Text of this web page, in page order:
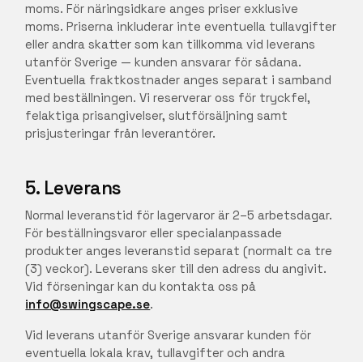
moms. För näringsidkare anges priser exklusive
moms. Priserna inkluderar inte eventuella tullavgifter
eller andra skatter som kan tillkomma vid leverans
utanför Sverige — kunden ansvarar för sådana.
Eventuella fraktkostnader anges separat i samband
med beställningen. Vi reserverar oss för tryckfel,
felaktiga prisangivelser, slutförsäljning samt
prisjusteringar från leverantörer.
5. Leverans
Normal leveranstid för lagervaror är 2–5 arbetsdagar.
För beställningsvaror eller specialanpassade
produkter anges leveranstid separat (normalt ca tre
(3) veckor). Leverans sker till den adress du angivit.
Vid förseningar kan du kontakta oss på
info@swingscape.se.
Vid leverans utanför Sverige ansvarar kunden för
eventuella lokala krav, tullavgifter och andra